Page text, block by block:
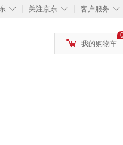
◇ ◇
关注京东 ◇
客户服务
我的购物车